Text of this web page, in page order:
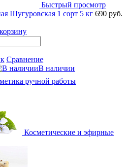
Быстрый просмотр
Шугуровская 1 сорт 5 кг 690 руб.
Сравнение
В наличии
ручной работы
Косметические и эфирные